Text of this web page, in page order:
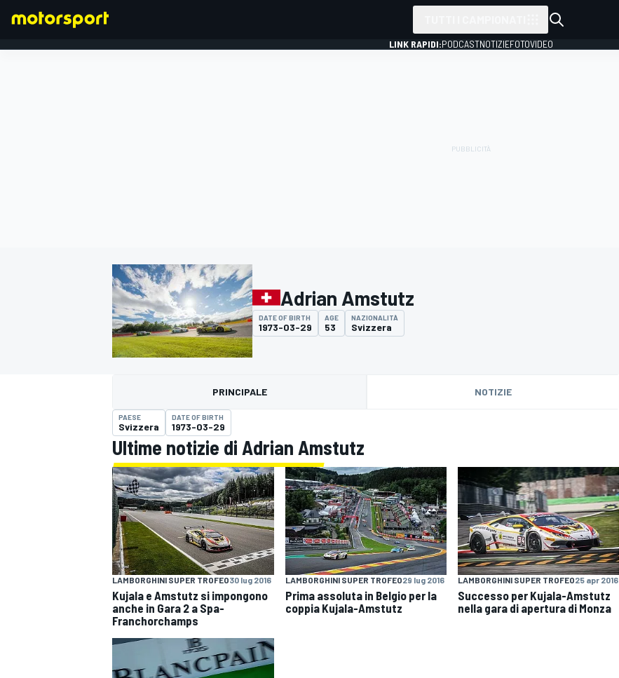
MOTOGP WEC
WRC
LINK RAPIDI:PODCASTNOTIZIEFOTOVIDEO
Adrian Amstutz
DATE OF BIRTH
1973-03-29
AGE
53
NAZIONALITÀ
Svizzera
PRINCIPALE NOTIZIE
PAESE
Svizzera
DATE OF BIRTH
1973-03-29
Ultime notizie di Adrian Amstutz
LAMBORGHINI SUPER TROFEO30 lug 2016
Kujala e Amstutz si impongono
anche in Gara 2 a Spa-
Franchorchamps
LAMBORGHINI SUPER TROFEO29 lug 2016
Prima assoluta in Belgio per la
coppia Kujala-Amstutz
LAMBORGHINI SUPER TROFEO25 apr 2016
Successo per Kujala-Amstutz
nella gara di apertura di Monza